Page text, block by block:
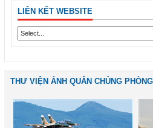
LIÊN KẾT WEBSITE
THƯ VIỆN ẢNH QUÂN CHỦNG